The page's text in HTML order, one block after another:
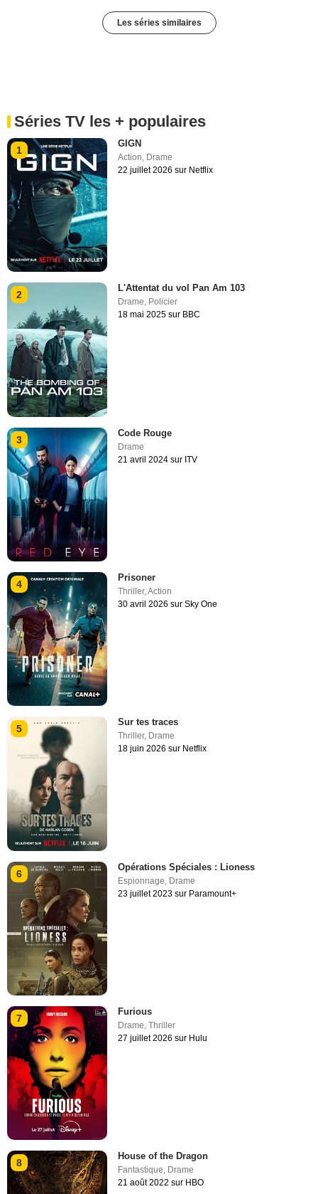
Les séries similaires
Séries TV les + populaires
1
GIGN
Action, Drame
22 juillet 2026 sur Netflix
2
L'Attentat du vol Pan Am 103
Drame, Policier
18 mai 2025 sur BBC
3
Code Rouge
Drame
21 avril 2024 sur ITV
4
Prisoner
Thriller,Action
30 avril 2026 sur Sky One
5
Sur tes traces
Thriller, Drame
18 juin 2026 sur Netflix
6
Opérations Spéciales : Lioness
Espionnage Drame
23 juillet 2023 sur Paramount+
7
Furious
Drame,Thriller
27 juillet 2026 sur Hulu
8
House of the Dragon
Fantastique, Drame
21 août 2022 sur HBO